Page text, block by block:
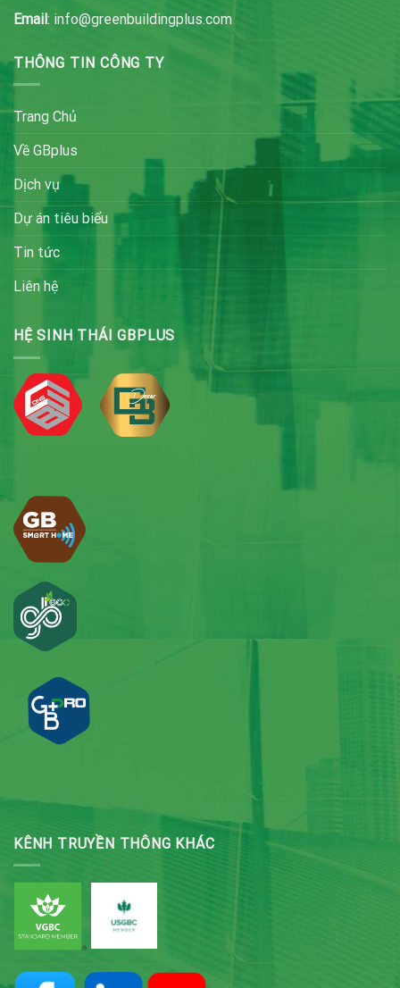
Email: info@greenbuildingplus.com
THÔNG TIN CÔNG TY
Trang Chủ
Về GBplus
Dịch vụ
Dự án tiêu biểu
Tin tức
Liên hệ
HỆ SINH THÁI GBPLUS
KÊNH TRUYỀN THÔNG KHÁC